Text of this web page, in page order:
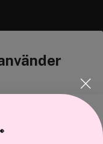
innehållet och